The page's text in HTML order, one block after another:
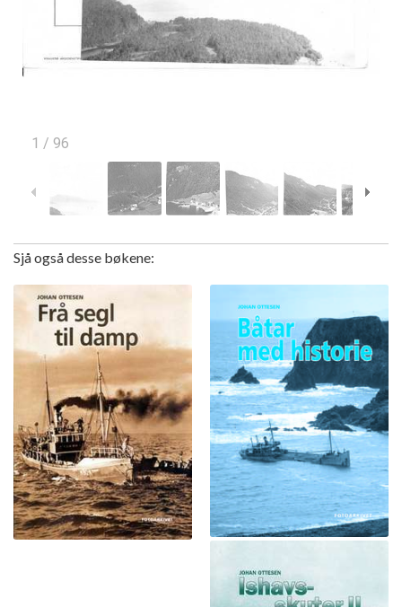
1 / 96
Sjå også desse bøkene: